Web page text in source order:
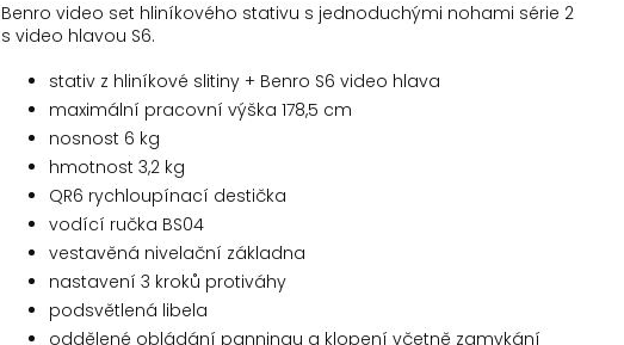
Benro video set hliníkového stativu s jednoduchými nohami série 2
s video hlavou S6.
stativ z hliníkové slitiny + Benro S6 video hlava
maximální pracovní výška 178,5 cm
nosnost 6 kg
hmotnost 3,2 kg
QR6 rychloupínací destička
vodící ručka BS04
vestavěná nivelační základna
nastavení 3 kroků protiváhy
podsvětlená libela
oddělené obládání panningu a klopení včetně zamykání